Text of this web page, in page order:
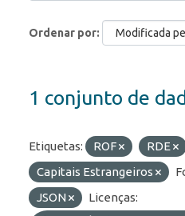
Ordenar por
1 conjunto de
Etiquetas: ROF RDE
Capitais Estrangeiros
JSON
Licenças: